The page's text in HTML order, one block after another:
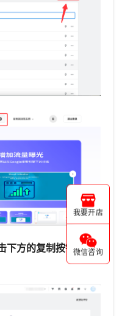
下方的复制按钮，复
我要开店
微信咨询